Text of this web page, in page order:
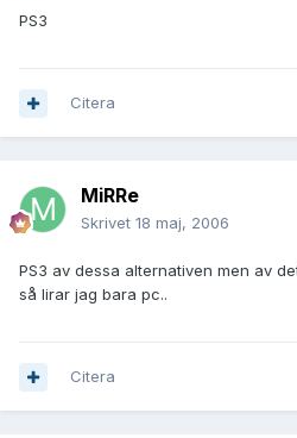
PS3
Citera
MiRRe
Skrivet 18 maj, 2006
PS3 av dessa alternativen men av
så lirar jag bara pc..
Citera